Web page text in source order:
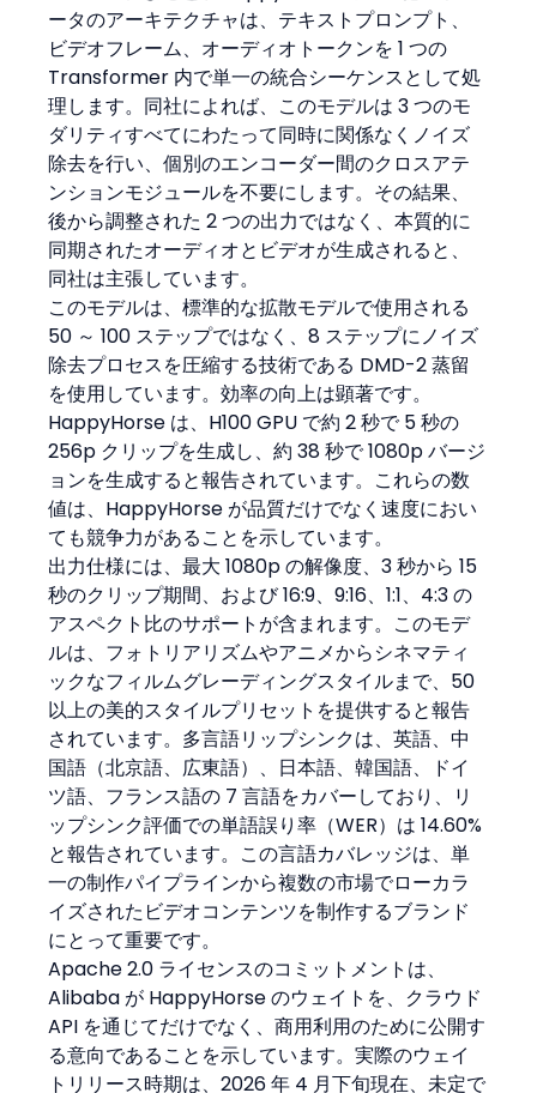
ータのアーキテクチャは、テキストプロンプト、
ビデオフレーム、オーディオトークンを 1 つの
Transformer 内で単一の統合シーケンスとして処
理します。同社によれば、このモデルは 3 つのモ
ダリティすべてにわたって同時に関係なくノイズ
除去を行い、個別のエンコーダー間のクロスアテ
ンションモジュールを不要にします。その結果、
後から調整された 2 つの出力ではなく、本質的に
同期されたオーディオとビデオが生成されると、
同社は主張しています。
このモデルは、標準的な拡散モデルで使用される
50 ～ 100 ステップではなく、8 ステップにノイズ
除去プロセスを圧縮する技術である DMD-2 蒸留
を使用しています。効率の向上は顕著です。
HappyHorse は、H100 GPU で約 2 秒で 5 秒の
256p クリップを生成し、約 38 秒で 1080p バージ
ョンを生成すると報告されています。これらの数
値は、HappyHorse が品質だけでなく速度におい
ても競争力があることを示しています。
出力仕様には、最大 1080p の解像度、3 秒から 15
秒のクリップ期間、および 16:9、9:16、1:1、4:3 の
アスペクト比のサポートが含まれます。このモデ
ルは、フォトリアリズムやアニメからシネマティ
ックなフィルムグレーディングスタイルまで、50
以上の美的スタイルプリセットを提供すると報告
されています。多言語リップシンクは、英語、中
国語（北京語、広東語）、日本語、韓国語、ドイ
ツ語、フランス語の 7 言語をカバーしており、リ
ップシンク評価での単語誤り率（WER）は 14.60%
と報告されています。この言語カバレッジは、単
一の制作パイプラインから複数の市場でローカラ
イズされたビデオコンテンツを制作するブランド
にとって重要です。
Apache 2.0 ライセンスのコミットメントは、
Alibaba が HappyHorse のウェイトを、クラウド
API を通じてだけでなく、商用利用のために公開す
る意向であることを示しています。実際のウェイ
トリリース時期は、2026 年 4 月下旬現在、未定で